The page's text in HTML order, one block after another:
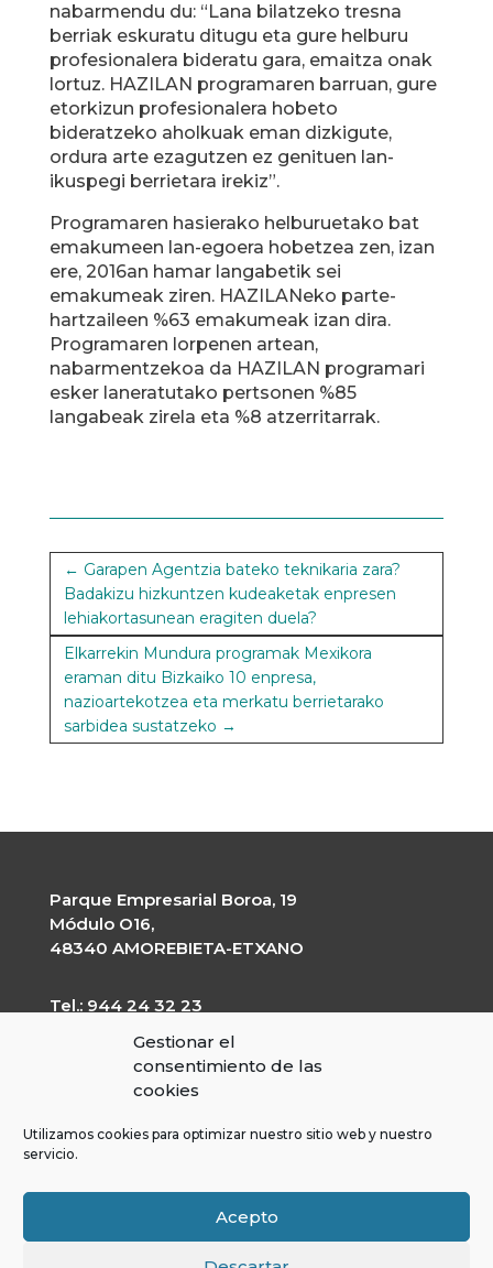
Gestionar el
consentimiento de las
cookies
Utilizamos cookies para optimizar nuestro sitio web y nuestro
servicio.
Acepto
nabarmendu du: “Lana bilatzeko tresna
berriak eskuratu ditugu eta gure helburu
profesionalera bideratu gara, emaitza onak
lortuz. HAZILAN programaren barruan, gure
etorkizun profesionalera hobeto
bideratzeko aholkuak eman dizkigute,
ordura arte ezagutzen ez genituen lan-
ikuspegi berrietara irekiz”.
Programaren hasierako helburuetako bat
emakumeen lan-egoera hobetzea zen, izan
ere, 2016an hamar langabetik sei
emakumeak ziren. HAZILANeko parte-
hartzaileen %63 emakumeak izan dira.
Programaren lorpenen artean,
nabarmentzekoa da HAZILAN programari
esker laneratutako pertsonen %85
langabeak zirela eta %8 atzerritarrak.
← Garapen Agentzia bateko teknikaria zara?
Badakizu hizkuntzen kudeaketak enpresen
lehiakortasunean eragiten duela?
Elkarrekin Mundura programak Mexikora
eraman ditu Bizkaiko 10 enpresa,
nazioartekotzea eta merkatu berrietarako
sarbidea sustatzeko →
Parque Empresarial Boroa, 19
Módulo O16,
48340 AMOREBIETA-ETXANO
Tel.: 944 24 32 23
CIF: G-20227203
Gardentasun Ataria
Cookies Politika